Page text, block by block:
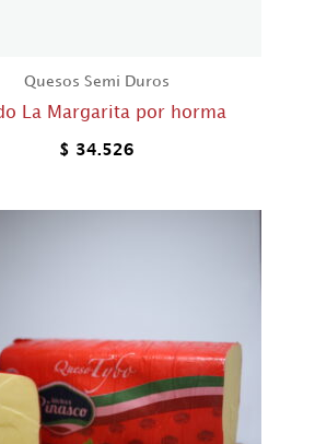
Quesos Semi Duros
La Margarita por horma
$ 34.526